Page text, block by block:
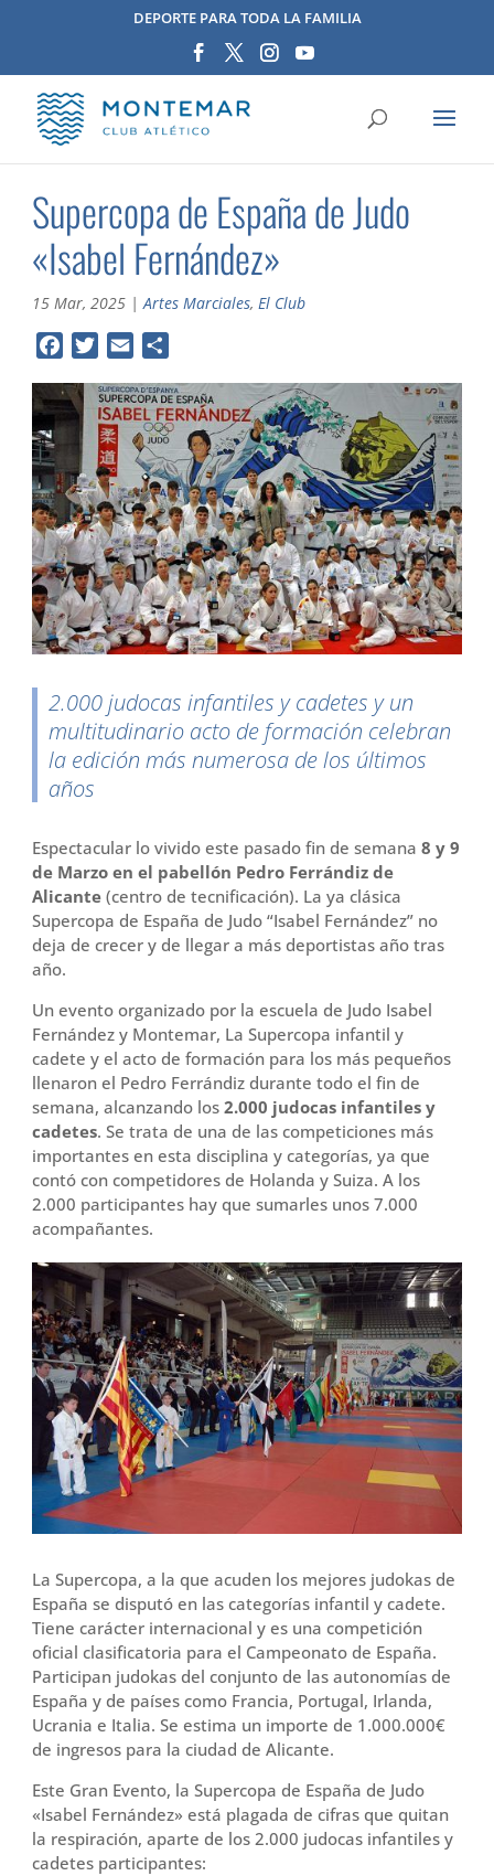
DEPORTE PARA TODA LA FAMILIA
Supercopa de España de Judo
«Isabel Fernández»
15 Mar, 2025 |Artes Marciales,El Club
c
e
b
o
o
k
i
t
t
e
r
a
i
l
m
p
r
t
i
r
2.000 judocas infantiles y cadetes y un
multitudinario acto de formación celebran
la edición más numerosa de los últimos
años
Espectacular lo vivido este pasado fin de semana8 y 9
de Marzo en el pabellón Pedro Ferrándiz de
Alicante (centro de tecnificación). La ya clásica
Supercopa de España de Judo “Isabel Fernández” no
deja de crecer y de llegar a más deportistas año tras
año.
Un evento organizado por la escuela de Judo Isabel
Fernández y Montemar, La Supercopa infantil y
cadete y el acto de formación para los más pequeños
llenaron el Pedro Ferrándiz durante todo el fin de
semana, alcanzando los2.000 judocas infantiles y
cadetes. Se trata de una de las competiciones más
importantes en esta disciplina y categorías, ya que
contó con competidores de Holanda y Suiza. A los
2.000 participantes hay que sumarles unos 7.000
acompañantes.
La Supercopa, a la que acuden los mejores judokas de
España se disputó en las categorías infantil y cadete.
Tiene carácter internacional y es una competición
oficial clasificatoria para el Campeonato de España.
Participan judokas del conjunto de las autonomías de
España y de países como Francia, Portugal, Irlanda,
Ucrania e Italia. Se estima un importe de 1.000.000€
de ingresos para la ciudad de Alicante.
Este Gran Evento, la Supercopa de España de Judo
«Isabel Fernández» está plagada de cifras que quitan
la respiración, aparte de los 2.000 judocas infantiles y
cadetes participantes: